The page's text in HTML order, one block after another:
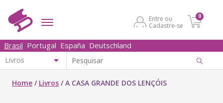
Entre ou
Cadastre-se
0
Brasil Portugal España Deutschland
Home / Livros /A CASA GRANDE DOS LENÇÓIS